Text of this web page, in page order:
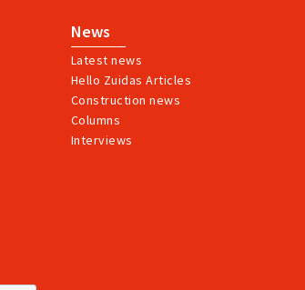
News
Latest news
Hello Zuidas Articles
Construction news
Columns
Interviews